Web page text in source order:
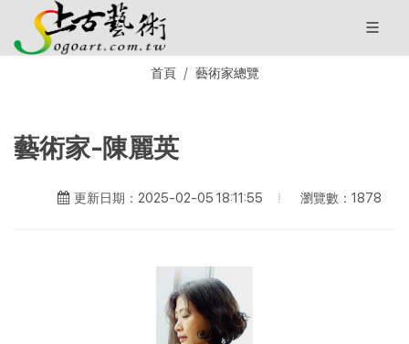
首頁 藝術家總覽
藝術家-陳麗英
更新日期：2025-02-05 18:11:55 瀏覽數：1878